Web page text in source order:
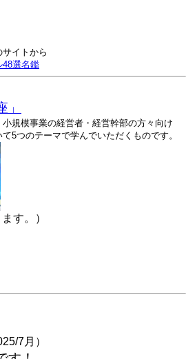
イトから
48選名鑑
規模事業の経営者・経営幹部の方々向け
5つのテーマで学んでいただくものです。
す。）
7月）